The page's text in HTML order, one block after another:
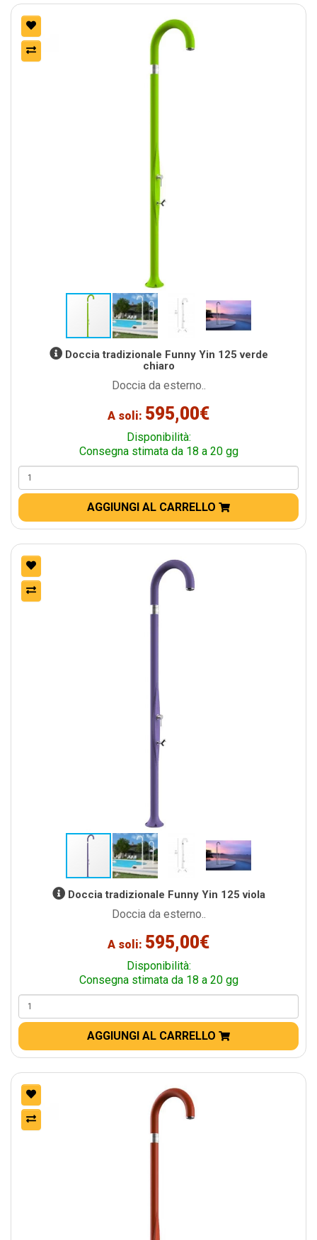
Doccia tradizionale Funny Yin 125 verde
chiaro
Doccia da esterno..
A soli: 595,00€
Disponibilità:
Consegna stimata da 18 a 20 gg
AGGIUNGI AL CARRELLO
Doccia tradizionale Funny Yin 125 viola
Doccia da esterno..
A soli: 595,00€
Disponibilità:
Consegna stimata da 18 a 20 gg
AGGIUNGI AL CARRELLO